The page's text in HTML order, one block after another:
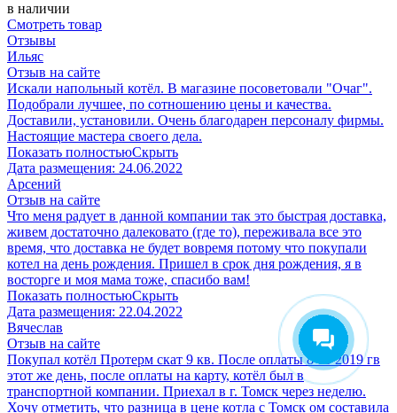
в наличии
Смотреть товар
Отзывы
Ильяс
Отзыв на сайте
Искали напольный котёл. В магазине посоветовали "Очаг".
Подобрали лучшее, по сотношению цены и качества.
Доставили, установили. Очень благодарен персоналу фирмы.
Настоящие мастера своего дела.
Показать полностьюСкрыть
Дата размещения: 24.06.2022
Арсений
Отзыв на сайте
Что меня радует в данной компании так это быстрая доставка,
живем достаточно далековато (где то), переживала все это
время, что доставка не будет вовремя потому что покупали
котел на день рождения. Пришел в срок дня рождения, я в
восторге и моя мама тоже, спасибо вам!
Показать полностьюСкрыть
Дата размещения: 22.04.2022
Вячеслав
Отзыв на сайте
Покупал котёл Протерм скат 9 кв. После оплаты 8 10 2019 гв
этот же день, после оплаты на карту, котёл был в
транспортной компании. Приехал в г. Томск через неделю.
Хочу отметить, что разница в цене котла с Томск ом составила